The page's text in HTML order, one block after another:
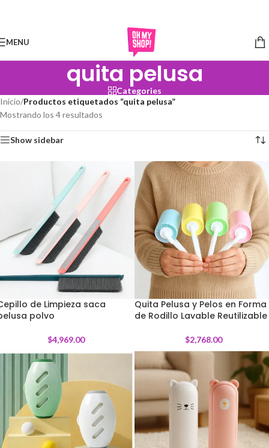
MENU
quita pelusa
Categories
Inicio/Productos etiquetados “quita pelusa”
Mostrando los 4 resultados
Show sidebar
de Limpieza saca
polvo
$4,969.00
Quita Pelusa y Pelos en Forma
de Rodillo Lavable Reutilizable
$2,768.00